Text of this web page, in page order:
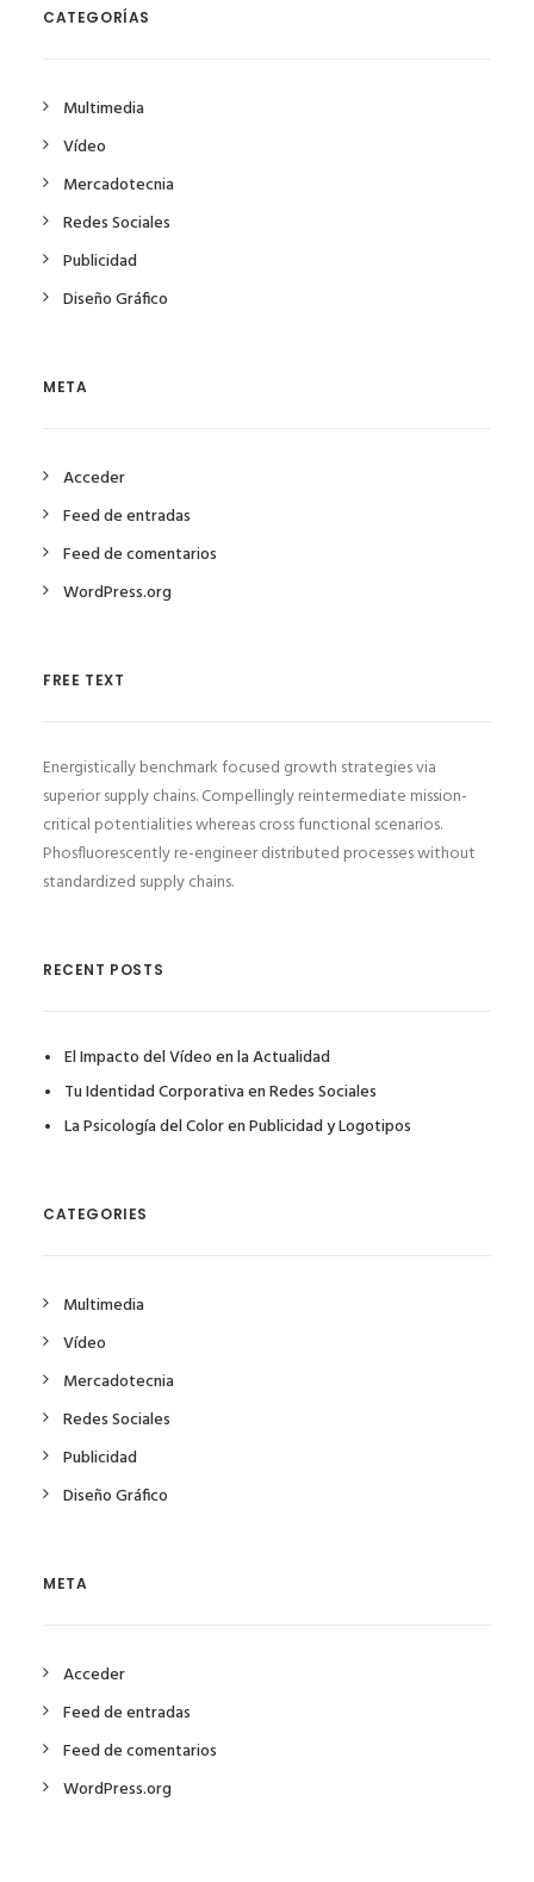
CATEGORÍAS
Multimedia
Vídeo
Mercadotecnia
Redes Sociales
Publicidad
Diseño Gráfico
META
Acceder
Feed de entradas
Feed de comentarios
WordPress.org
FREE TEXT
Energistically benchmark focused growth strategies via
superior supply chains. Compellingly reintermediate mission-
critical potentialities whereas cross functional scenarios.
Phosfluorescently re-engineer distributed processes without
standardized supply chains.
RECENT POSTS
El Impacto del Vídeo en la Actualidad
Tu Identidad Corporativa en Redes Sociales
La Psicología del Color en Publicidad y Logotipos
CATEGORIES
Multimedia
Vídeo
Mercadotecnia
Redes Sociales
Publicidad
Diseño Gráfico
META
Acceder
Feed de entradas
Feed de comentarios
WordPress.org